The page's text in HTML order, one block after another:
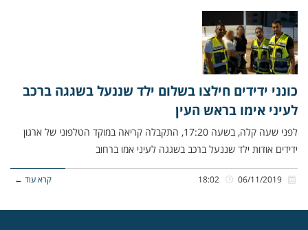
כונני ידידים חילצו בשלום ילד שננעל בשגגה ברכב
לעיני אימו בראש העין
לפני שעה קלה, בשעה 17:20, התקבלה קריאה במוקד הטלפוני של ארגון
ידידים אודות ילד שננעל ברכב בשגגה לעיני אמו ברחוב
קרא עוד ←